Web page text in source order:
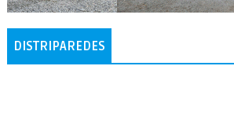
DISTRIPAREDES